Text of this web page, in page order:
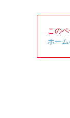
この
ホー